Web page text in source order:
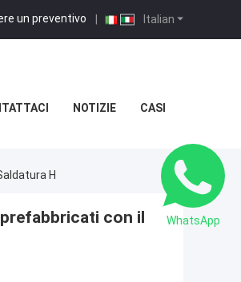
Italian
un preventivo |
NOTIZIE CASI
H
con il
WhatsApp